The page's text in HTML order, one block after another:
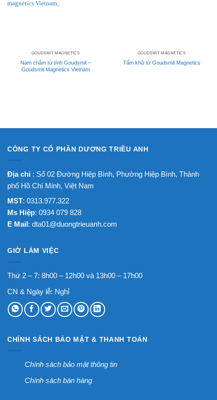
GOUDSMIT MAGNETICS
Nam châm từ tính Goudsmit –
Goudsmit Magnetics Vietnam
GOUDSMIT MAGNETICS
Tấm khử từ Goudsmit Magnetics
CÔNG TY CỔ PHẦN DƯƠNG TRIỀU ANH
Địa chỉ : Số 02 Đường Hiệp Bình, Phường Hiệp Bình, Thành
phố Hồ Chí Minh, Việt Nam
MST: 0313.977.322
Ms Hiệp: 0934 079 828
E Mail: dta01@duongtrieuanh.com
GIỜ LÀM VIỆC
Thứ 2 – 7: 8h00 – 12h00 và 13h00 – 17h00
CN & Ngày lễ: Nghỉ
CHÍNH SÁCH BẢO MẬT & THANH TOÁN
Chính sách bảo mật thông tin
Chính sách bán hàng